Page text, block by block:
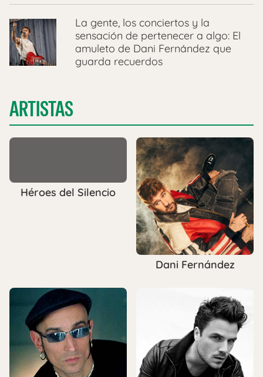
La gente, los conciertos y la
sensación de pertenecer a algo: El
amuleto de Dani Fernández que
guarda recuerdos
ARTISTAS
Héroes del Silencio
Dani Fernández